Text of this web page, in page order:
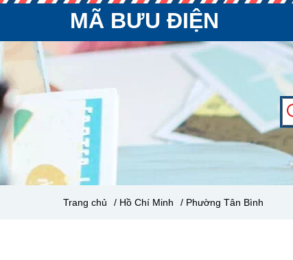
MÃ BƯU ĐIỆN
Trang chủ / Hồ Chí Minh / Phường Tân Bình